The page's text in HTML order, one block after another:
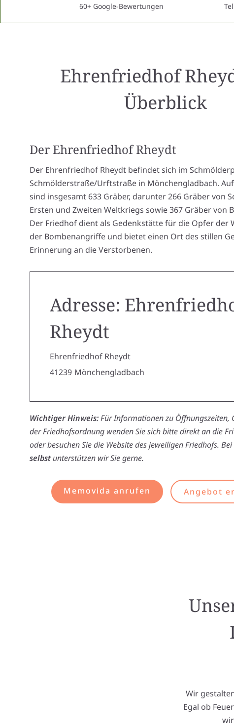
60+ Google-Bewertungen
Ehrenfriedhof
Überblick
Der Ehrenfriedhof Rheydt
Der Ehrenfriedhof Rheydt befindet sich im
Schmölderstraße/Urftstraße in Mönchengladbach.
sind insgesamt 633 Gräber, darunter 266 Gräber von
Ersten und Zweiten Weltkriegs sowie 367 Gräber von
Der Friedhof dient als Gedenkstätte für die Opfer der
der Bombenangriffe und bietet einen Ort des stillen
Erinnerung an die Verstorbenen.
Adresse:
Rheydt
Ehrenfriedhof Rheydt
41239 Mönchengladbach
Wichtiger Hinweis:Für Informationen zu Öffnungszeiten,
der Friedhofsordnung wenden Sie sich bitte direkt an die
oder besuchen Sie die Website des jeweiligen Friedhofs.
selbstunterstützen wir Sie gerne.
Memovida anrufen Angebot
Wir
Egal ob